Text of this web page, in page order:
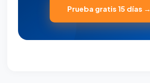
Prueba gratis 15 días →